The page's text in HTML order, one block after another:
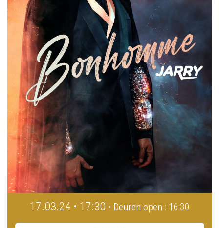
17.03.24 • 17:30 • Deuren open : 16:30